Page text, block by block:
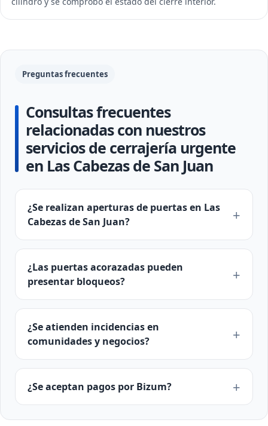
Preguntas frecuentes
Consultas frecuentes
relacionadas con nuestros
servicios de cerrajería urgente
en Las Cabezas de San Juan
¿Se realizan aperturas de puertas en Las
Cabezas de San Juan?
¿Las puertas acorazadas pueden
presentar bloqueos?
¿Se atienden incidencias en
comunidades y negocios?
¿Se aceptan pagos por Bizum?